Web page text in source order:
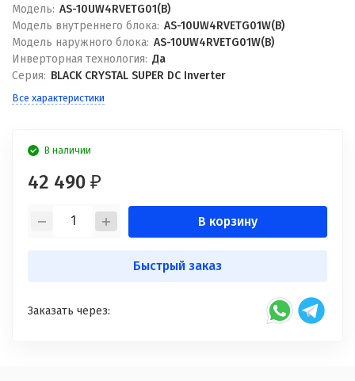
Модель: AS-10UW4RVETG01(B)
Модель внутреннего блока: AS-10UW4RVETG01W(B)
Модель наружного блока: AS-10UW4RVETG01W(B)
Инверторная технология: Да
Серия: BLACK CRYSTAL SUPER DC Inverter
Все характеристики
В наличии
42 490 ₽
В корзину
Быстрый заказ
Заказать через: